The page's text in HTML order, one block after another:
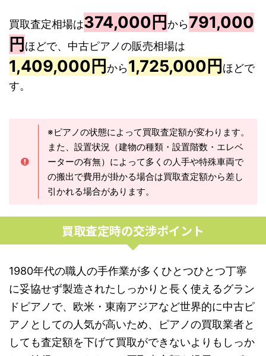
買取査定相場は374,000円 から791,000
円 ほどで、中古ピアノの販売相場は
1,409,000円 から1,725,000円 ほどで
す。
※ピアノの状態によって買取査定額が変わります。
また、設置状況（建物の種類・設置階数・エレベ
ーターの有無）によって多くの人手や特殊車両で
の搬出で費用が掛かる場合は買取査定額から差し
引かれる場合があります。
買取査定時の交渉ポイント
1980年代の職人の手作業が多くひとつひとつ丁寧
に妥協せず製造されたしっかりと長く使えるグラン
ドピアノで、欧米・東南アジアなど世界的に中古ピ
アノとしての人気が高いため、ピアノの買取業者と
しても査定額を下げて買取ができないよりもしっか